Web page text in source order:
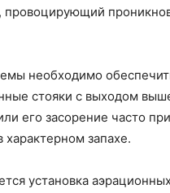
необходимо
стояки с выходом
его засорение часто
запахе.
установка